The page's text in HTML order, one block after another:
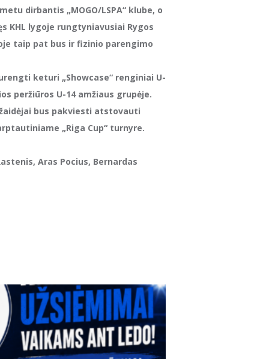
dirbantis „MOGO/LSPA“ klube, o
KHL lygoje rungtyniavusiai Rygos
taip pat bus ir fizinio parengimo
keturi „Showcase“ renginiai U-
peržiūros U-14 amžiaus grupėje.
bus pakviesti atstovauti
„Riga Cup“ turnyre.
Aras Pocius, Bernardas